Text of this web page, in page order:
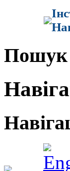
Пошук